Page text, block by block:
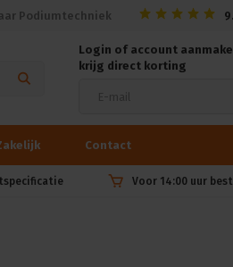
Podiumtechniek
Login of account
krijg direct korting
Contact
Voor 14:00 uur